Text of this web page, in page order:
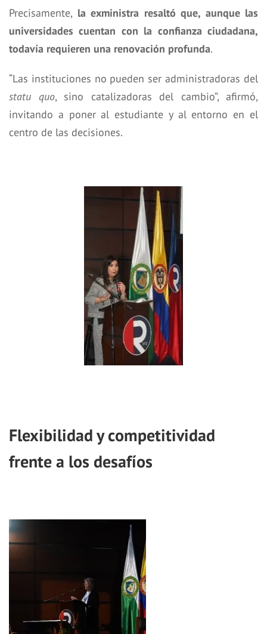
Precisamente, la exministra resaltó que, aunque las
universidades cuentan con la confianza ciudadana,
todavía requieren una renovación profunda.
“Las instituciones no pueden ser administradoras del
statu quo, sino catalizadoras del cambio”, afirmó,
invitando a poner al estudiante y al entorno en el
centro de las decisiones.
Flexibilidad y competitividad
frente a los desafíos